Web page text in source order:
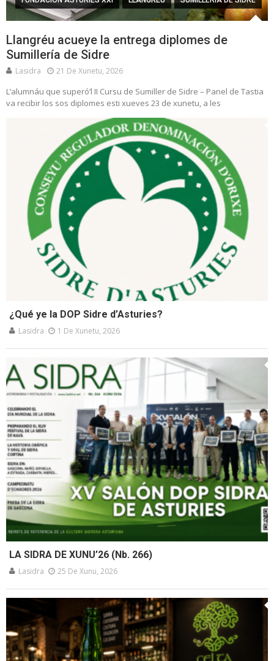
Llangréu acueye la entrega diplomes de
Sumillería de Sidre
Lasidra 21 De Xunetu, 2026
L’alumnáu que superó’l II Cursu de Sumiller de Sidre – Panel de Tastia
va recibir los sos diplomes esti xueves 23 de xunetu, a les
¿Qué ye la DOP Sidre d’Asturies?
Lasidra 1 De Xunetu, 2026
LA SIDRA DE XUNU’26 (Nb. 266)
Lasidra 25 De Xunu, 2026